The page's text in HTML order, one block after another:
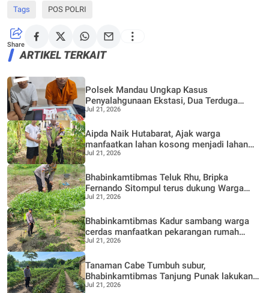
Tags POS POLRI
Share
ARTIKEL TERKAIT
Polsek Mandau Ungkap Kasus
Penyalahgunaan Ekstasi, Dua Terduga
Diamankan Dukung Program P4GN
Jul 21, 2026
Aipda Naik Hutabarat, Ajak warga
manfaatkan lahan kosong menjadi lahan
Produktif, Perkebunan Nenas
Jul 21, 2026
Bhabinkamtibmas Teluk Rhu, Bripka
Fernando Sitompul terus dukung Warga
dalam pemanfaatan pekarangan Rumah
Jul 21, 2026
Bhabinkamtibmas Kadur sambang warga
cerdas manfaatkan pekarangan rumah
untuk di buat lokasi pertanian bergizi
Jul 21, 2026
Tanaman Cabe Tumbuh subur,
Bhabinkamtibmas Tanjung Punak lakukan
perawatan bersama Petani
Jul 21, 2026